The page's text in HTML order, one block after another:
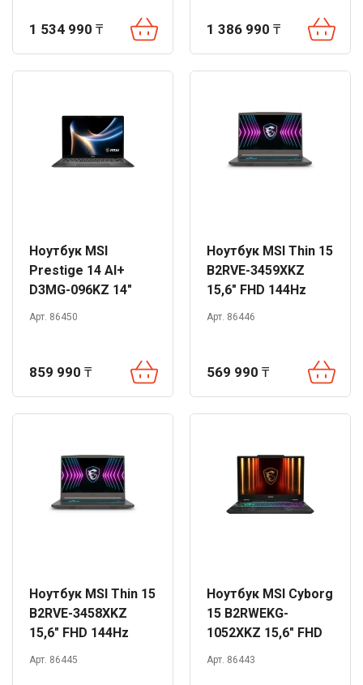
1 534 990 ₸ 1 386 990 ₸
Ноутбук MSI
Prestige 14 AI+
D3MG-096KZ 14"
FHD+ 60Hz Ultra 7
Арт. 86450
859 990 ₸
Ноутбук MSI Thin 15
B2RVE-3459XKZ
15,6" FHD 144Hz
Core 5 210H 16GB
Арт. 86446
569 990 ₸
Ноутбук MSI Thin 15
B2RVE-3458XKZ
15,6" FHD 144Hz
Core 7 240H 16GB
Арт. 86445
Ноутбук MSI Cyborg
15 B2RWEKG-
1052XKZ 15,6" FHD
144Hz Core 7 240H
Арт. 86443